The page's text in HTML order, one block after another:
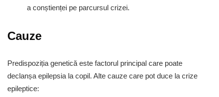
a conștienței pe parcursul crizei.
Cauze
Predispoziția genetică este factorul principal care poate
declanșa epilepsia la copil. Alte cauze care pot duce la crize
epileptice: